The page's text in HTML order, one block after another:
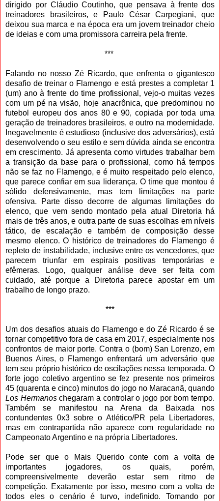
dirigido por Cláudio Coutinho, que pensava à frente dos
treinadores brasileiros, e Paulo César Carpegiani, que
deixou sua marca e na época era um jovem treinador cheio
de ideias e com uma promissora carreira pela frente.
***
Falando no nosso Zé Ricardo, que enfrenta o gigantesco
desafio de treinar o Flamengo e está prestes a completar 1
(um) ano à frente do time profissional, vejo-o muitas vezes
com um pé na visão, hoje anacrônica, que predominou no
futebol europeu dos anos 80 e 90, copiada por toda uma
geração de treinadores brasileiros, e outro na modernidade.
Inegavelmente é estudioso (inclusive dos adversários), está
desenvolvendo o seu estilo e sem dúvida ainda se encontra
em crescimento. Já apresenta como virtudes trabalhar bem
a transição da base para o profissional, como há tempos
não se faz no Flamengo, e é muito respeitado pelo elenco,
que parece confiar em sua liderança. O time que montou é
sólido defensivamente, mas tem limitações na parte
ofensiva. Parte disso decorre de algumas limitações do
elenco, que vem sendo montado pela atual Diretoria há
mais de três anos, e outra parte de suas escolhas em níveis
tático, de escalação e também de composição desse
mesmo elenco. O histórico de treinadores do Flamengo é
repleto de instabilidade, inclusive entre os vencedores, que
parecem triunfar em espirais positivas temporárias e
efêmeras. Logo, qualquer análise deve ser feita com
cuidado, até porque a Diretoria parece apostar em um
trabalho de longo prazo.
***
Um dos desafios atuais do Flamengo e do Zé Ricardo é se
tornar competitivo fora de casa em 2017, especialmente nos
confrontos de maior porte. Contra o (bom) San Lorenzo, em
Buenos Aires, o Flamengo enfrentará um adversário que
tem seu próprio histórico de oscilações nessa temporada. O
forte jogo coletivo argentino se fez presente nos primeiros
45 (quarenta e cinco) minutos do jogo no Maracanã, quando
Los Hermanoschegaram a controlar o jogo por bom tempo.
Também se manifestou na Arena da Baixada nos
contundentes 0x3 sobre o Atlético/PR pela Libertadores,
mas em contrapartida não aparece com regularidade no
Campeonato Argentino e na própria Libertadores.
Pode ser que o Mais Querido conte com a volta de
importantes jogadores, os quais, porém,
compreensivelmente deverão estar sem ritmo de
competição. Exatamente por isso, mesmo com a volta de
todos eles o cenário é turvo, indefinido. Tomando por